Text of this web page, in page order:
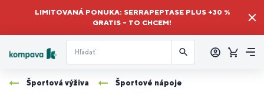
LIMITOVANÁ PONUKA: SERRAPEPTASE PLUS +30 %
GRATIS – TO CHCEM!
sa
Košík
Športová výživa Športové nápoje